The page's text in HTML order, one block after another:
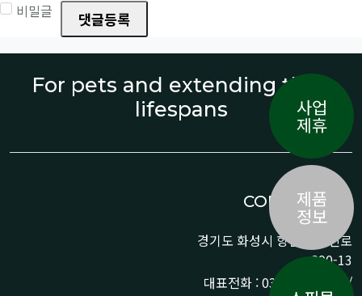
비밀글
댓글등록
For pets and extending their
lifespans
CONTACT US
경기도 화성시 향남읍 상신로
290-13
대표전화 : 031-359-9776 /
사업
제휴
제품
정보